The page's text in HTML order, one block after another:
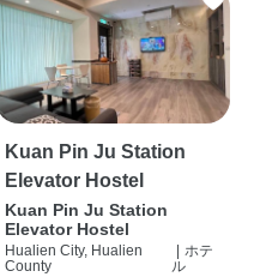
Kuan Pin Ju Station
Elevator Hostel
Kuan Pin Ju Station
Elevator Hostel
Hualien City, Hualien
County
ホテ
ル